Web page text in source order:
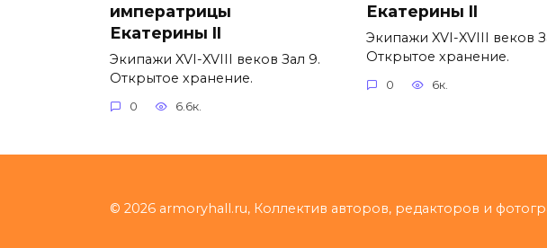
императрицы
Екатерины II
Экипажи XVI-XVIII веков Зал 9.
Открытое хранение.
0 6.6к.
Екатерины II
Экипажи XVI-XVIII веков
Открытое хранение.
0 6к.
© 2026 armoryhall.ru, Коллектив авторов, редакторов и